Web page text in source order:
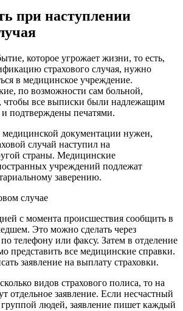
при наступлении
которое угрожает жизни, то есть,
страхового случая, нужно
в медицинское учреждение.
по возможности сам больной,
чтобы все выписки были надлежащим
подтверждены печатями.
документации нужен,
случай наступил на
страны. Медицинские
учреждений подлежат
заверению.
случае
с момента происшествия сообщить в
Это можно сделать через
телефону или факсу. Затем в отделение
представить все медицинские справки.
заявление на выплату страховки.
видов страхового полиса, то на
отдельное заявление. Если несчастный
людей, заявление пишет каждый